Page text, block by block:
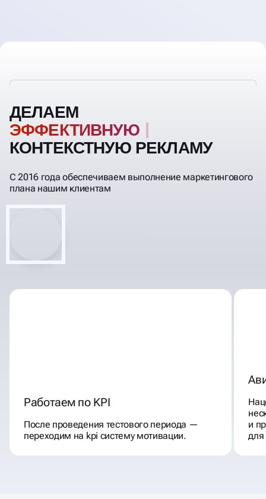
ДЕЛАЕМ
ЭФФЕКТИ
КОНТЕКСТНУЮ РЕКЛАМУ
С 2016 года обеспечиваем выполнение маркетингового
плана нашим клиентам
Работаем по KPI
После проведения тестового периода —
переходим на kpi систему мотивации.
и
для